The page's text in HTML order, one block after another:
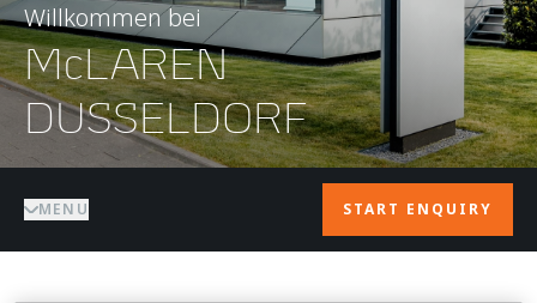
Willkommen bei
McLAREN
DUSSELDORF
MENU START ENQUIRY